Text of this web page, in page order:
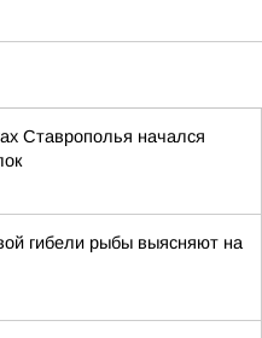
Ставрополья начался
гибели рыбы выясняют на